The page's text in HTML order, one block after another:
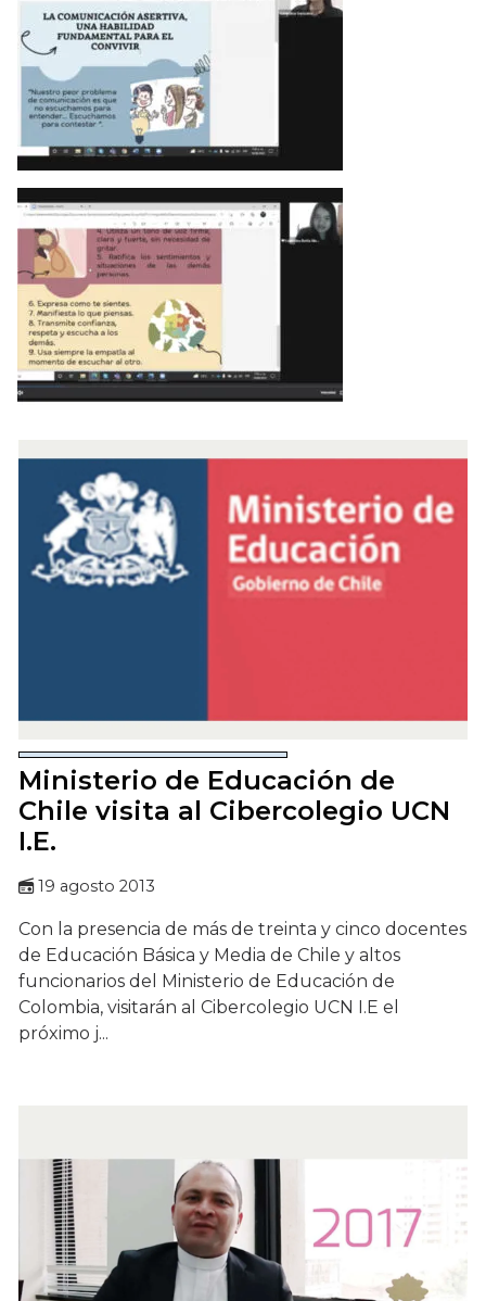
Ministerio de Educación de
Chile visita al Cibercolegio UCN
I.E.
19 agosto 2013
Con la presencia de más de treinta y cinco docentes
de Educación Básica y Media de Chile y altos
funcionarios del Ministerio de Educación de
Colombia, visitarán al Cibercolegio UCN I.E el
próximo j...